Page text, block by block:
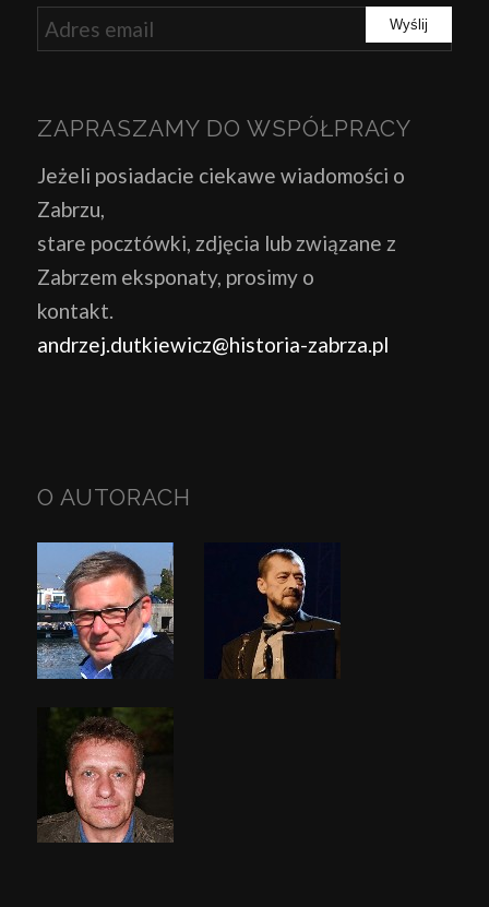
ZAPRASZAMY DO WSPÓŁPRACY
Jeżeli posiadacie ciekawe wiadomości o
Zabrzu,
stare pocztówki, zdjęcia lub związane z
Zabrzem eksponaty, prosimy o
kontakt.
andrzej.dutkiewicz@historia-zabrza.pl
O AUTORACH